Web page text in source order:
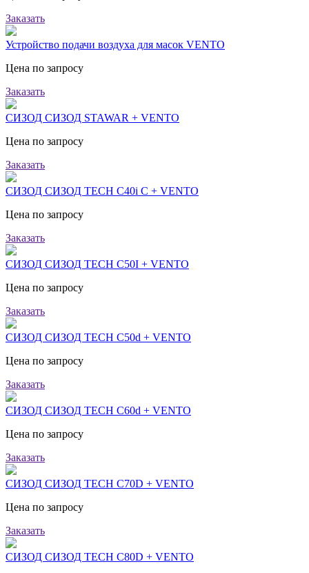
Заказать
Устройство подачи воздуха для масок VENTO
Цена по запросу
Заказать
СИЗОД СИЗОД STAWAR + VENTO
Цена по запросу
Заказать
СИЗОД СИЗОД TECH C40i С + VENTO
Цена по запросу
Заказать
СИЗОД СИЗОД TECH C50I + VENTO
Цена по запросу
Заказать
СИЗОД СИЗОД TECH C50d + VENTO
Цена по запросу
Заказать
СИЗОД СИЗОД TECH C60d + VENTO
Цена по запросу
Заказать
СИЗОД СИЗОД TECH C70D + VENTO
Цена по запросу
Заказать
СИЗОД СИЗОД TECH C80D + VENTO